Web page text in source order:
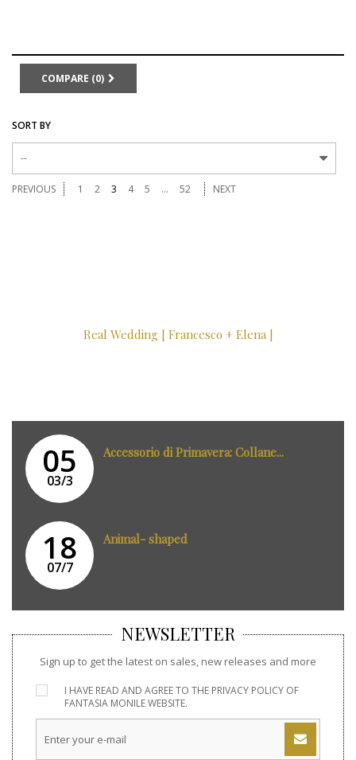
COMPARE (0)
SORT BY
--
PREVIOUS 1 2 3 4 5 ... 52 NEXT
Real Wedding [ Francesco + Elena ]
05
03/3
Accessorio di Primavera: Collane...
18
07/7
Animal- shaped
NEWSLETTER
Sign up to get the latest on sales, new releases and more
I HAVE READ AND AGREE TO THE PRIVACY POLICY OF
FANTASIA MONILE WEBSITE.